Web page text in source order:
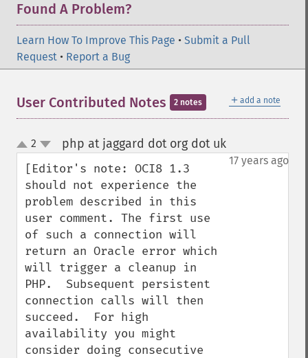
Found A Problem?
Learn How To Improve This Page • Submit a Pull
Request • Report a Bug
＋ add a note
User Contributed Notes 2 notes
up
down
2 php at jaggard dot org dot uk¶
17 years ago
[Editor's note: OCI8 1.3
should not experience the
problem described in this
user comment. The first use
of such a connection will
return an Oracle error which
will trigger a cleanup in
PHP.  Subsequent persistent
connection calls will then
succeed.  For high
availability you might
consider doing consecutive